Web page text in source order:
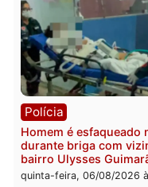
Política
Ministro Dias
determina
processamento
pode levar à